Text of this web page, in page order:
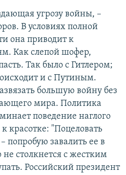
угрозу войны, –
В условиях полной
она приводит к
Как слепой шофер,
Так было с Гитлером;
и с Путиным.
большую войну без
мира. Политика
поведение наглого
красотке: "Поцеловать
попробую завалить ее в
не столкнется с жестким
Российский президент